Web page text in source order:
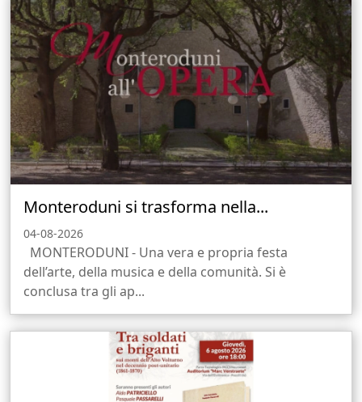
Monteroduni si trasforma nella...
04-08-2026
MONTERODUNI - Una vera e propria festa
dell’arte, della musica e della comunità. Si è
conclusa tra gli ap...